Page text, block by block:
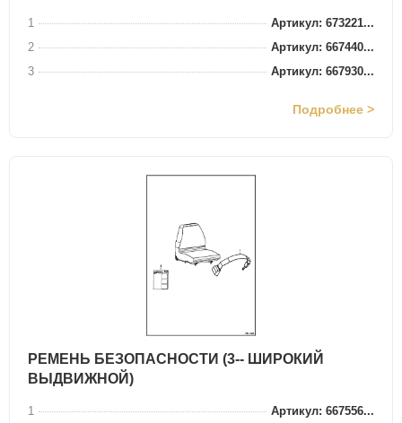
1
Артикул: 673221...
2
Артикул: 667440...
3
Артикул: 667930...
Подробнее >
РЕМЕНЬ БЕЗОПАСНОСТИ (3-- ШИРОКИЙ
ВЫДВИЖНОЙ)
1
Артикул: 667556...